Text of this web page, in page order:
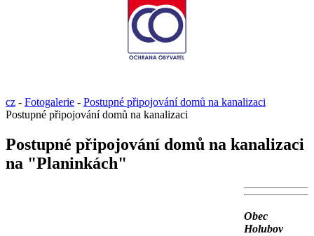
cz - Fotogalerie - Postupné připojování domů na kanalizaci
Postupné připojování domů na kanalizaci
Postupné připojování domů na kanalizaci
na "Planinkách"
Obec
Holubov